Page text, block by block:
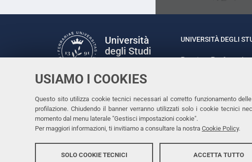
USIAMO I COOKIES
Questo sito utilizza cookie tecnici necessari al corretto funzionamento
profilazione. Chiudendo il banner verranno utilizzati solo i cookie tecnici
momento dal menu laterale "Gestisci impostazioni cookie".
Per maggiori informazioni, ti invitiamo a consultare la nostra Cookie Policy.
SOLO COOKIE TECNICI ACCETTA TUTTO
agli
alle
assegnatarie
del
soggiorno
Erasmus+
2017-
18
Università
degli Studi
Facebook
LinkedinInstagram
Youtube
UNIVERSITÀ DEGLI
Rettrice: Prof.ssa